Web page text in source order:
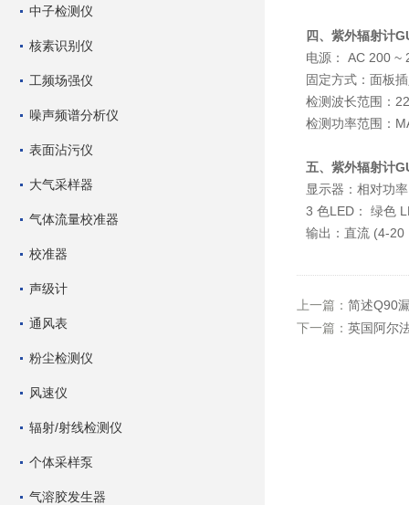
中子检测仪
核素识别仪
工频场强仪
噪声频谱分析仪
表面沾污仪
大气采样器
气体流量校准器
校准器
声级计
通风表
粉尘检测仪
风速仪
辐射/射线检测仪
个体采样泵
气溶胶发生器
四、紫外辐射计
电源： AC 200 ~
固定方式：面板
检测波长范围：
检测功率范围：
五、紫外辐射计
显示器：相对功
3 色LED： 绿色
输出：直流 (4-20
上一篇： 简述Q90
下一篇： 英国阿尔